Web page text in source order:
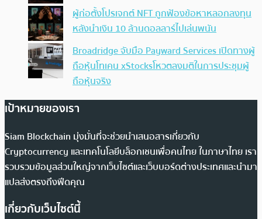
ผู้ก่อตั้งโปรเจกต์ NFT ถูกฟ้องข้อหาหลอกลงทุน
หลังนำเงิน 10 ล้านดอลลาร์ไปเล่นพนัน
Broadridge จับมือ Payward Services เปิดทางผู้
ถือหุ้นโทเคน xStocksโหวตลงมติในการประชุมผู้
ถือหุ้นจริง
เป้าหมายของเรา
Siam Blockchain มุ่งมั่นที่จะช่วยนำเสนอสารเกี่ยวกับ
Cryptocurrency และเทคโนโลยีบล็อกเชนเพื่อคนไทย ในภาษาไทย เรา
รวบรวมข้อมูลส่วนใหญ่จากเว็บไซต์และเว็บบอร์ดต่างประเทศและนำมา
แปลส่งตรงถึงฟีดคุณ
เกี่ยวกับเว็บไซต์นี้